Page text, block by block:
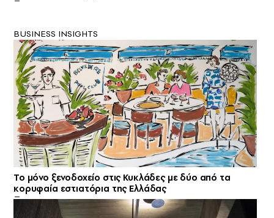
BUSINESS INSIGHTS
Το μόνο ξενοδοχείο στις Κυκλάδες με δύο από τα
κορυφαία εστιατόρια της Ελλάδας